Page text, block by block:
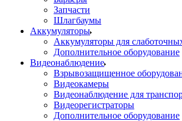
Запчасти
Шлагбаумы
Аккумуляторы
Аккумуляторы для
Дополнительное оборудование
Видеонаблюдение
Взрывозащищенное
Видеокамеры
Видеонаблюдение для
Видеорегистраторы
Дополнительное оборудование